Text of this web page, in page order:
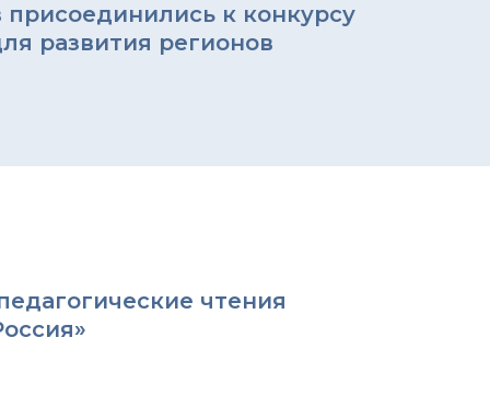
к конкурсу
развития регионов
чтения